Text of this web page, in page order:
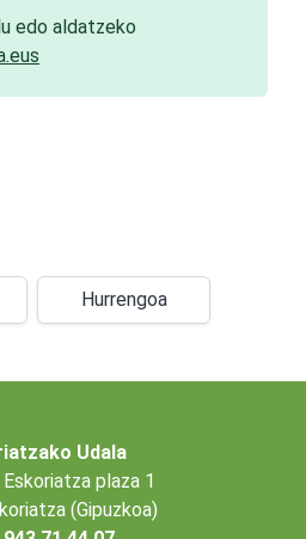
edo aldatzeko
Hurrengoa
Udala
Eskoriatza plaza 1
(Gipuzkoa)